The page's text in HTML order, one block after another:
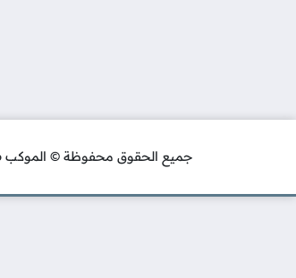
جميع الحقوق محفوظة © الموكب 2026